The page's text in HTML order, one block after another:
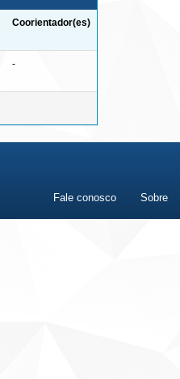
Coorientador(es)
-
Fale conosco Sobre